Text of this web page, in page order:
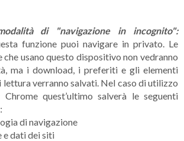
di "navigazione in incognito":
funzione puoi navigare in privato. Le
che usano questo dispositivo non vedranno
ma i download, i preferiti e gli elementi
lettura verranno salvati. Nel caso di utilizzo
quest’ultimo salverà le seguenti
di navigazione
e dati dei siti